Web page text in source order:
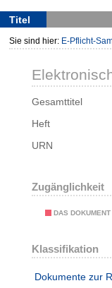
Titel
Sie sind hier: E-Pflicht-
Gesamttitel
Heft
URN
Zugänglichkeit
DAS
Klassifikation
Dokumente zur